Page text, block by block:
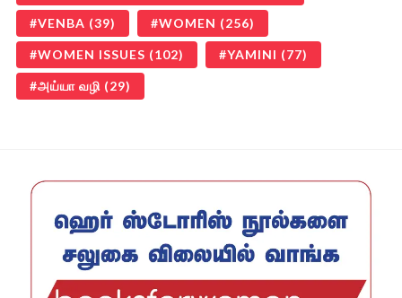
VENBA (39) WOMEN (256)
WOMEN ISSUES (102) YAMINI (77)
அய்யா வழி (29)